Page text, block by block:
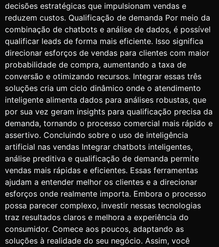
decisões estratégicas que impulsionam vendas e
reduzem custos. Qualificação de demanda Por meio da
combinação de chatbots e análise de dados, é possível
qualificar leads de forma mais eficiente. Isso significa
direcionar esforços de vendas para clientes com maior
probabilidade de compra, aumentando a taxa de
conversão e otimizando recursos. Integrar essas três
soluções cria um ciclo dinâmico onde o atendimento
inteligente alimenta dados para análises robustas, que
por sua vez geram insights para qualificação precisa da
demanda, tornando o processo comercial mais rápido e
assertivo. Concluindo sobre o uso de inteligência
artificial nas vendas Integrar chatbots inteligentes,
análise preditiva e qualificação de demanda permite
vendas mais rápidas e eficientes. Essas ferramentas
ajudam a entender melhor os clientes e a direcionar
esforços onde realmente importa. Embora o processo
possa parecer complexo, investir nessas tecnologias
traz resultados claros e melhora a experiência do
consumidor. Comece aos poucos, adaptando as
soluções à realidade do seu negócio. Assim, você